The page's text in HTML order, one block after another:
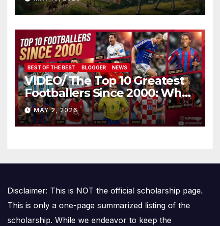
Amalgamării
BEST OF THE BEST BLOGGER NEWS
VIDEO/ The Top 10 Greatest
Footballers Since 2000: Who
Is Number One
MAY 2, 2026
Disclaimer: This is NOT the official scholarship page.
This is only a one-page summarized listing of the
scholarship. While we endeavor to keep the